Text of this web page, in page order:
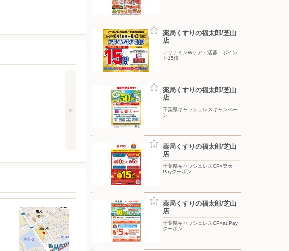
薬局くすりの福太郎/芝山
店
アリナミンWケア・活蔘 ポイン
ト15倍
薬局くすりの福太郎/芝山
店
千葉県キャッシュレスキャンペー
ン
薬局くすりの福太郎/芝山
店
千葉県キャッシュレスCP×楽天
Payクーポン
薬局くすりの福太郎/芝山
店
千葉県キャッシュレスCP×auPay
クーポン